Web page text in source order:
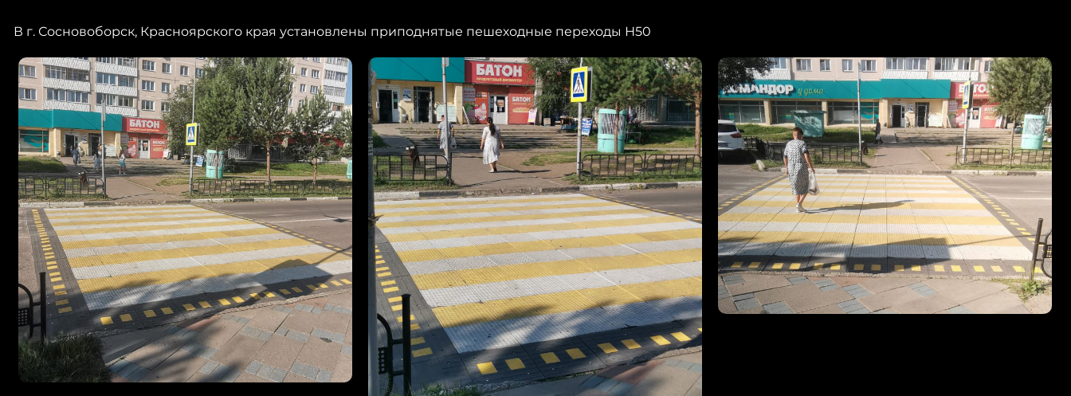
В г. Сосновоборск, Красноярского края установлены приподнятые пешеходные переходы Н50